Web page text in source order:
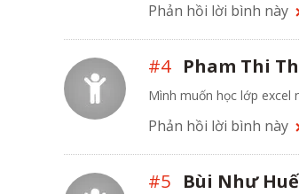
Phản hồi lời bình này
#4 Pham Thi
Mình muốn học lớp excel
Phản hồi lời bình này
#5 Bùi Như Huế